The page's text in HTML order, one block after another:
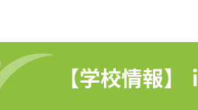
【学校情報